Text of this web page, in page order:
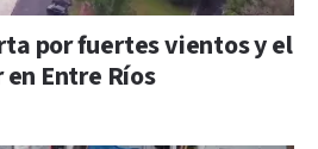
por fuertes vientos y el
Entre Ríos